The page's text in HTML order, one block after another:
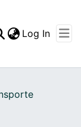
Log In